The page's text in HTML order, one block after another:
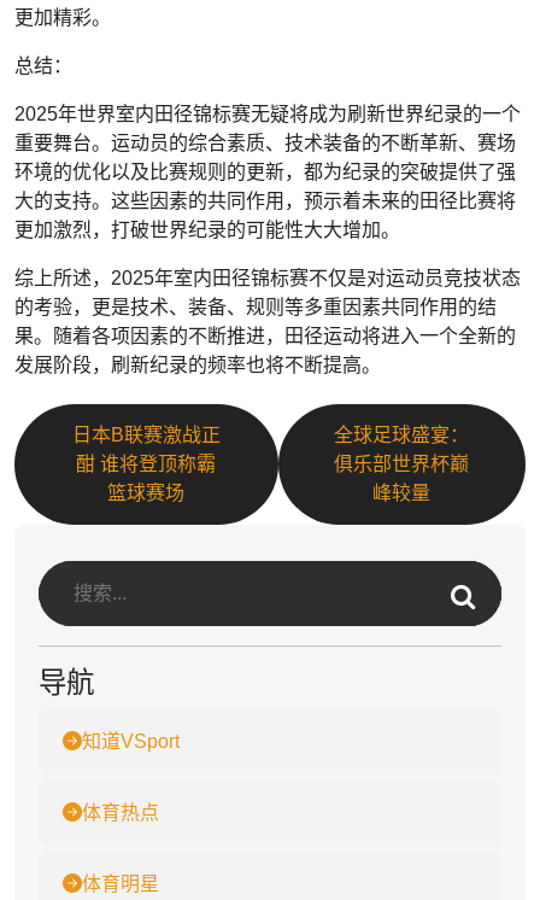
更加精彩。
总结：
2025年世界室内田径锦标赛无疑将成为刷新世界纪录的一个
重要舞台。运动员的综合素质、技术装备的不断革新、赛场
环境的优化以及比赛规则的更新，都为纪录的突破提供了强
大的支持。这些因素的共同作用，预示着未来的田径比赛将
更加激烈，打破世界纪录的可能性大大增加。
综上所述，2025年室内田径锦标赛不仅是对运动员竞技状态
的考验，更是技术、装备、规则等多重因素共同作用的结
果。随着各项因素的不断推进，田径运动将进入一个全新的
发展阶段，刷新纪录的频率也将不断提高。
日本B联赛激战正
酣 谁将登顶称霸
篮球赛场
全球足球盛宴：
俱乐部世界杯巅
峰较量
导航
知道VSport
体育热点
体育明星